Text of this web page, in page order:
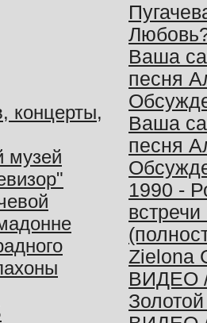
музей
Ваша
песня
Ваша
песня
1990 -
Zielona
ВИДЕО